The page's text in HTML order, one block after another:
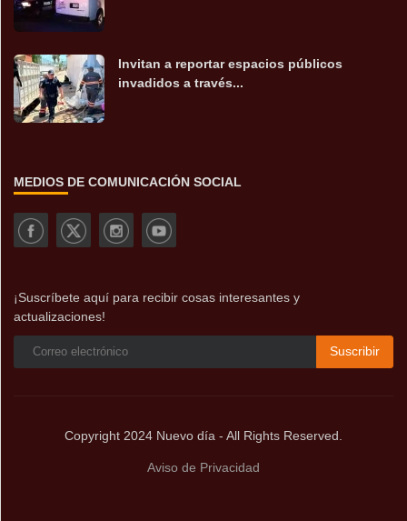
Invitan a reportar espacios públicos
invadidos a través...
MEDIOS DE COMUNICACIÓN SOCIAL
¡Suscríbete aquí para recibir cosas interesantes y
actualizaciones!
Suscribir
Copyright 2024 Nuevo día - All Rights Reserved.
Aviso de Privacidad